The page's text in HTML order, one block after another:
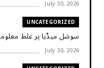
July 30, 2026
UNCATEGORIZED
سوشل میڈیا پر غلط
July 30, 2026